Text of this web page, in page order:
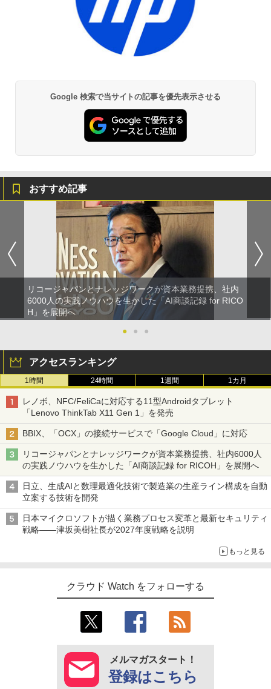
Google 検索で当サイトの記事を優先表示させる
おすすめ記事
リコージャパンとナレッジワークが資本業務提携、社内
6000人の実践ノウハウを生かした「AI商談記録 for RICO
H」を展開へ
●
● ●
アクセスランキング
1時間 24時間 1週間 1カ月
レノボ、NFC/FeliCaに対応する11型Androidタブレット
「Lenovo ThinkTab X11 Gen 1」を発売
BBIX、「OCX」の接続サービスで「Google Cloud」に対応
リコージャパンとナレッジワークが資本業務提携、社内6000人
の実践ノウハウを生かした「AI商談記録 for RICOH」を展開へ
日立、生成AIと数理最適化技術で製造業の生産ライン構成を自動
立案する技術を開発
日本マイクロソフトが描く業務プロセス変革と最新セキュリティ
戦略――津坂美樹社長が2027年度戦略を説明
もっと見る
クラウド Watch をフォローする
メルマガスタート！
登録はこちら